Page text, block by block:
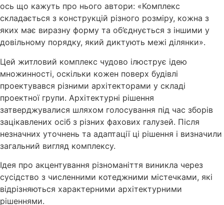
ось що кажуть про нього автори: «Комплекс
складається з конструкцій різного розміру, кожна з
яких має виразну форму та об’єднується з іншими у
довільному порядку, який диктують межі ділянки».
Цей житловий комплекс чудово ілюструє ідею
множинності, оскільки кожен поверх будівлі
проектувався різними архітекторами у складі
проектної групи. Архітектурні рішення
затверджувалися шляхом голосування під час зборів
зацікавлених осіб з різних фахових галузей. Після
незначних уточнень та адаптації ці рішення і визначили
загальний вигляд комплексу.
Ідея про акцентування різноманіття виникла через
сусідство з численними котеджними містечками, які
відрізняються характерними архітектурними
рішеннями.